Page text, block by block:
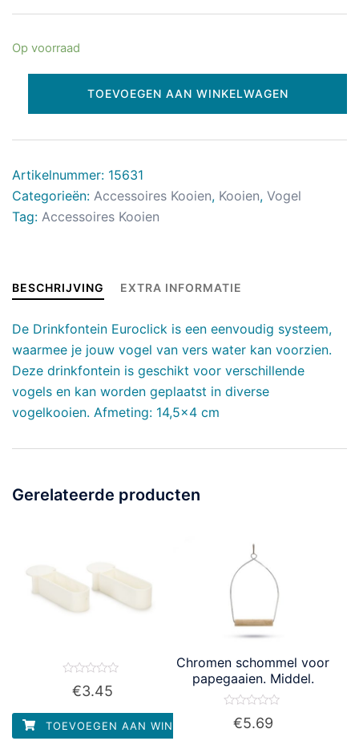
Op voorraad
TOEVOEGEN AAN WINKELWAGEN
Artikelnummer: 15631
Categorieën: Accessoires Kooien, Kooien, Vogel
Tag: Accessoires Kooien
BESCHRIJVING EXTRA INFORMATIE
De Drinkfontein Euroclick is een eenvoudig systeem,
waarmee je jouw vogel van vers water kan voorzien.
Deze drinkfontein is geschikt voor verschillende
vogels en kan worden geplaatst in diverse
vogelkooien. Afmeting: 14,5×4 cm
Gerelateerde producten
Waardering
5
€3.45
TOEVOEGEN AAN WINKELWAGEN
Chromen schommel voor
papegaaien. Middel.
Waardering
€5.69